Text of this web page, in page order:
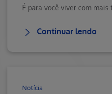
Continuar lendo
Notícia